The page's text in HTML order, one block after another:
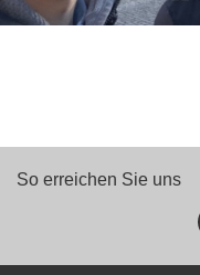
So erreichen Sie uns